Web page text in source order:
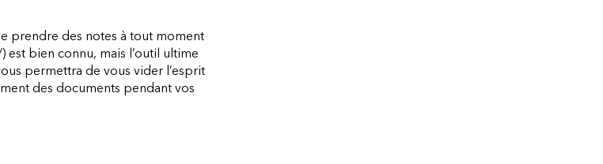
prendre des notes à tout moment
est bien connu, mais l’outil ultime
permettra de vous vider l’esprit
des documents pendant vos